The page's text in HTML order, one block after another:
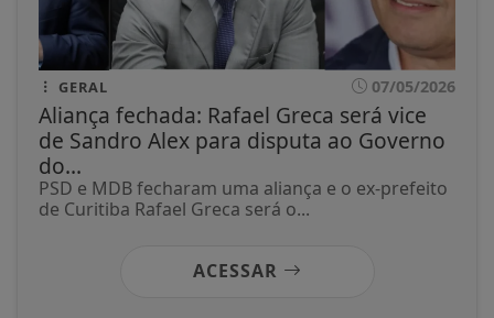
GERAL 07/05/2026
Aliança fechada: Rafael Greca será vice
de Sandro Alex para disputa ao Governo
do...
PSD e MDB fecharam uma aliança e o ex-prefeito
de Curitiba Rafael Greca será o...
ACESSAR